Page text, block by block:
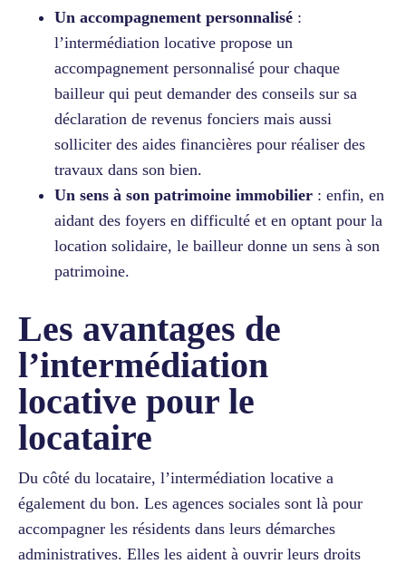
Un accompagnement personnalisé :
l’intermédiation locative propose un
accompagnement personnalisé pour chaque
bailleur qui peut demander des conseils sur sa
déclaration de revenus fonciers mais aussi
solliciter des aides financières pour réaliser des
travaux dans son bien.
Un sens à son patrimoine immobilier : enfin, en
aidant des foyers en difficulté et en optant pour la
location solidaire, le bailleur donne un sens à son
patrimoine.
Les avantages de
l’intermédiation
locative pour le
locataire
Du côté du locataire, l’intermédiation locative a
également du bon. Les agences sociales sont là pour
accompagner les résidents dans leurs démarches
administratives. Elles les aident à ouvrir leurs droits